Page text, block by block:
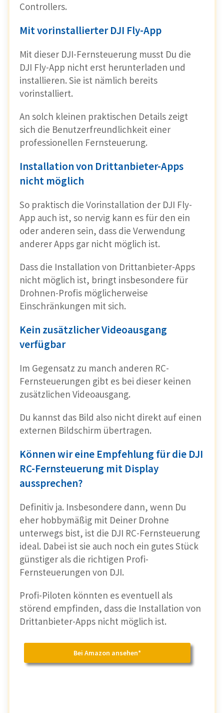
Controllers.
Mit vorinstallierter DJI Fly-App
Mit dieser DJI-Fernsteuerung musst Du die
DJI Fly-App nicht erst herunterladen und
installieren. Sie ist nämlich bereits
vorinstalliert.
An solch kleinen praktischen Details zeigt
sich die Benutzerfreundlichkeit einer
professionellen Fernsteuerung.
Installation von Drittanbieter-Apps
nicht möglich
So praktisch die Vorinstallation der DJI Fly-
App auch ist, so nervig kann es für den ein
oder anderen sein, dass die Verwendung
anderer Apps gar nicht möglich ist.
Dass die Installation von Drittanbieter-Apps
nicht möglich ist, bringt insbesondere für
Drohnen-Profis möglicherweise
Einschränkungen mit sich.
Kein zusätzlicher Videoausgang
verfügbar
Im Gegensatz zu manch anderen RC-
Fernsteuerungen gibt es bei dieser keinen
zusätzlichen Videoausgang.
Du kannst das Bild also nicht direkt auf einen
externen Bildschirm übertragen.
Können wir eine Empfehlung für die DJI
RC-Fernsteuerung mit Display
aussprechen?
Definitiv ja. Insbesondere dann, wenn Du
eher hobbymäßig mit Deiner Drohne
unterwegs bist, ist die DJI RC-Fernsteuerung
ideal. Dabei ist sie auch noch ein gutes Stück
günstiger als die richtigen Profi-
Fernsteuerungen von DJI.
Profi-Piloten könnten es eventuell als
störend empfinden, dass die Installation von
Drittanbieter-Apps nicht möglich ist.
Bei Amazon ansehen*